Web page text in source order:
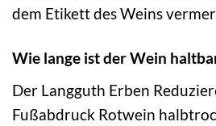
dem Etikett des Weins
Wie lange ist der Wein
Der Langguth Erben
Fußabdruck Rotwein